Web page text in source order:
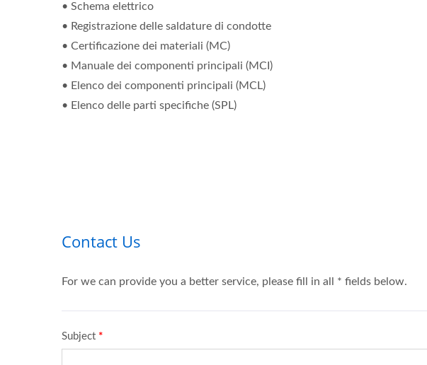
• Schema elettrico
• Registrazione delle saldature di condotte
• Certificazione dei materiali (MC)
• Manuale dei componenti principali (MCI)
• Elenco dei componenti principali (MCL)
• Elenco delle parti specifiche (SPL)